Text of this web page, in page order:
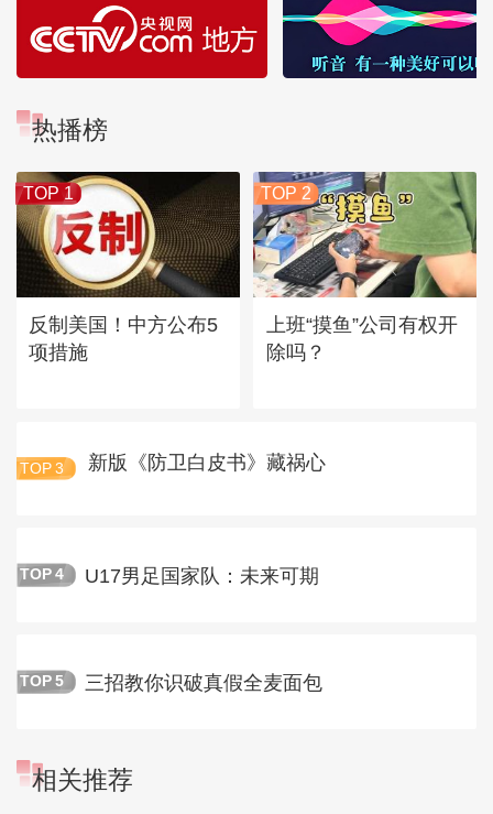
热播榜
TOP 1
反制美国！中方公布5
项措施
TOP 2
上班“摸鱼”公司有权开
除吗？
TOP 3 新版《防卫白皮书》藏祸心
TOP 4 U17男足国家队：未来可期
TOP 5 三招教你识破真假全麦面包
相关推荐